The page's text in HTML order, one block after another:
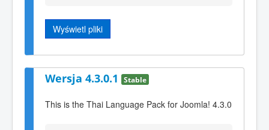
Wyświetl pliki
Wersja 4.3.0.1 Stable
This is the Thai Language Pack for Joomla! 4.3.0